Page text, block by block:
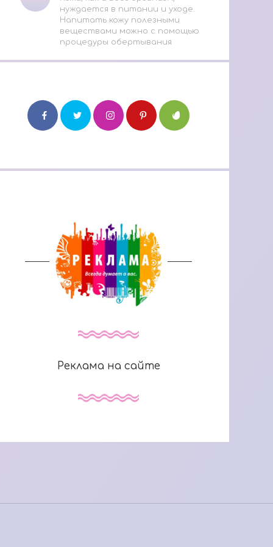
нуждается в питании и уходе.
Напитать кожу полезными
веществами можно с помощью
процедуры обертывания
Реклама на сайте